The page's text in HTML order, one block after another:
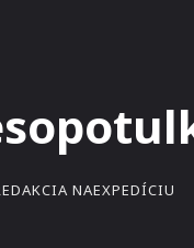
NAEXPEDÍCIU